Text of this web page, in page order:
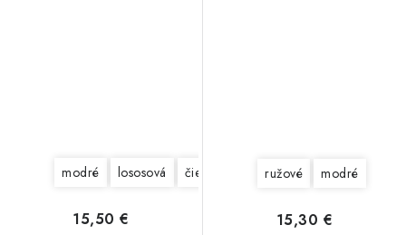
modré lososová čierne
15,50 €
ružové modré
15,30 €